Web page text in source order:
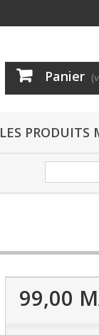
Panier
LES PRODUITS
99,00